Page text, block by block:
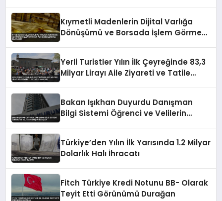
Kıymetli Madenlerin Dijital Varlığa
Dönüşümü ve Borsada İşlem Görmesi
Yerli Turistler Yılın İlk Çeyreğinde 83,3
Milyar Lirayı Aile Ziyareti ve Tatile
Bakan Işıkhan Duyurdu Danışman
Bilgi Sistemi Öğrenci ve Velilerin
Türkiye’den Yılın İlk Yarısında 1.2 Milyar
Dolarlık Halı İhracatı
Fitch Türkiye Kredi Notunu BB- Olarak
Teyit Etti Görünümü Durağan